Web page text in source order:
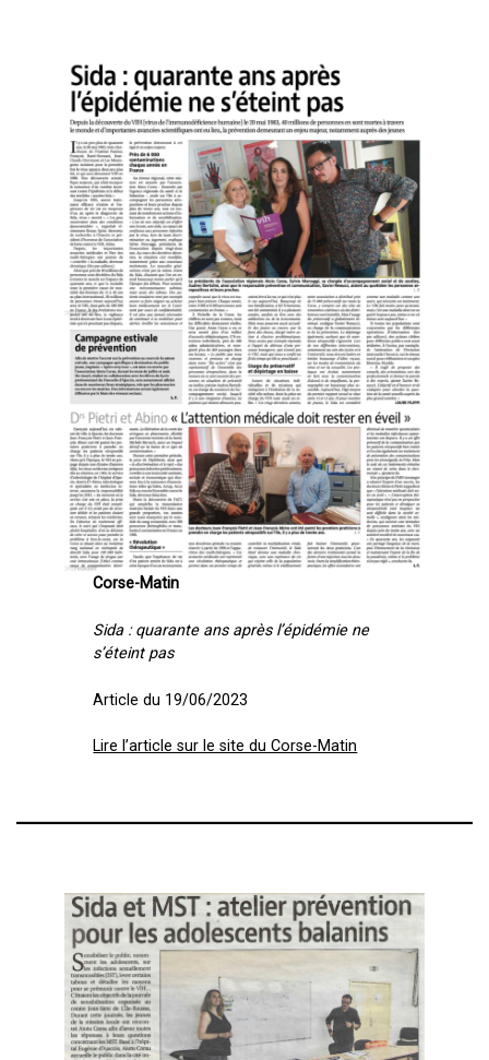
Corse-Matin
Sida : quarante ans après l’épidémie ne
s’éteint pas
Article du 19/06/2023
Lire l’article sur le site du Corse-Matin